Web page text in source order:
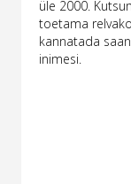
üle 2000.
toetama
kannatada
inimesi.